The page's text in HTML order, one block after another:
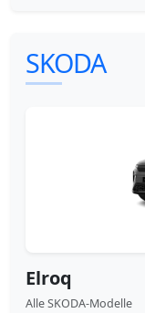
SKODA
Elroq
Alle SKODA-Modelle